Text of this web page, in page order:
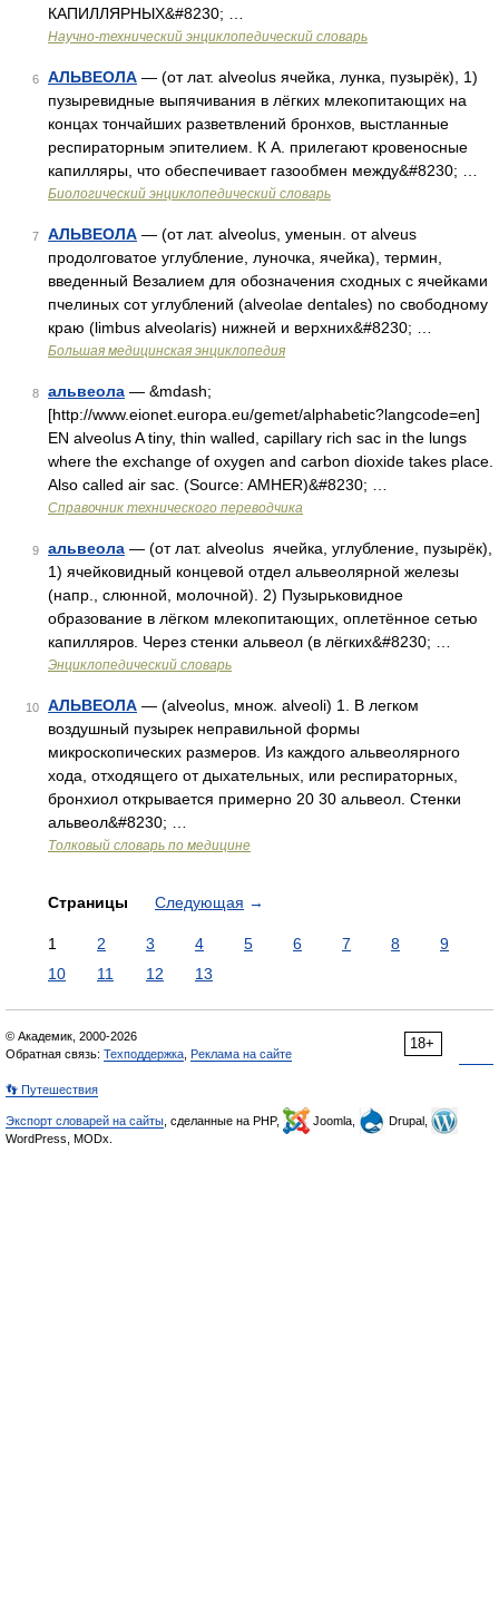
КАПИЛЛЯРНЫХ&#8230; …
Научно-технический энциклопедический словарь
6 АЛЬВЕОЛА — (от лат. alveolus ячейка, лунка, пузырёк), 1)
пузыревидные выпячивания в лёгких млекопитающих на
концах тончайших разветвлений бронхов, выстланные
респираторным эпителием. К А. прилегают кровеносные
капилляры, что обеспечивает газообмен между&#8230; …
Биологический энциклопедический словарь
7 АЛЬВЕОЛА — (от лат. alveolus, уменын. от alveus
продолговатое углубление, луночка, ячейка), термин,
введенный Везалием для обозначения сходных с ячейками
пчелиных сот углублений (alveolae dentales) no свободному
краю (limbus alveolaris) нижней и верхних&#8230; …
Большая медицинская энциклопедия
8 альвеола — &mdash;
[http://www.eionet.europa.eu/gemet/alphabetic?langcode=en]
EN alveolus A tiny, thin walled, capillary rich sac in the lungs
where the exchange of oxygen and carbon dioxide takes place.
Also called air sac. (Source: AMHER)&#8230; …
Справочник технического переводчика
9 альвеола — (от лат. alveolus ячейка, углубление, пузырёк),
1) ячейковидный концевой отдел альвеолярной железы
(напр., слюнной, молочной). 2) Пузырьковидное
образование в лёгком млекопитающих, оплетённое сетью
капилляров. Через стенки альвеол (в лёгких&#8230; …
Энциклопедический словарь
10 АЛЬВЕОЛА — (alveolus, множ. alveoli) 1. В легком
воздушный пузырек неправильной формы
микроскопических размеров. Из каждого альвеолярного
хода, отходящего от дыхательных, или респираторных,
бронхиол открывается примерно 20 30 альвеол. Стенки
альвеол&#8230; …
Толковый словарь по медицине
Страницы Следующая →
1 2 3 4 5 6 7 8
9
10
11 12 13
18+
© Академик, 2000-2026
Обратная связь: Техподдержка Реклама на сайте
👣 Путешествия
Экспорт словарей на сайты , сделанные на PHP, Joomla,
Drupal,
WordPress, MODx.